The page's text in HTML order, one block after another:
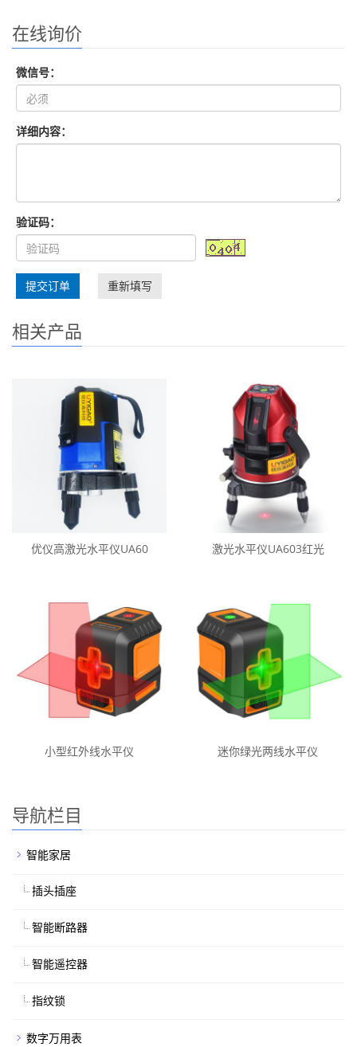
在线询价
微信号：
详细内容：
验证码：
提交订单 重新填写
相关产品
优仪高激光水平仪UA60 激光水平仪UA603红光
小型红外线水平仪 迷你绿光两线水平仪
导航栏目
智能家居
插头插座
智能断路器
智能遥控器
指纹锁
数字万用表